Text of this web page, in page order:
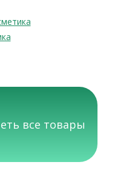
все товары